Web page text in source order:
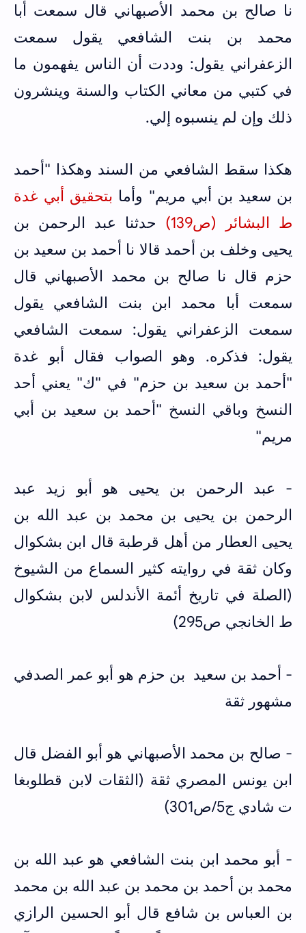
نا صالح بن محمد الأصبهاني قال سمعت أبا
محمد بن بنت الشافعي يقول سمعت
الزعفراني يقول: وددت أن الناس يفهمون ما
في كتبي من معاني الكتاب والسنة وينشرون
ذلك وإن لم ينسبوه إلي.
هكذا سقط الشافعي من السند وهكذا "أحمد
بن سعيد بن أبي مريم" وأما بتحقيق أبي غدة
ط البشائر (ص139)
حدثنا عبد الرحمن بن
يحيى وخلف بن أحمد قالا نا أحمد بن سعيد بن
حزم قال نا صالح بن محمد الأصبهاني قال
سمعت أبا محمد ابن بنت الشافعي يقول
سمعت الزعفراني يقول: سمعت الشافعي
يقول: فذكره. وهو الصواب فقال أبو غدة
"أحمد بن سعيد بن حزم" في "ك" يعني أحد
النسخ وباقي النسخ "أحمد بن سعيد بن أبي
مريم"
- عبد الرحمن بن يحيى هو أبو زيد عبد
الرحمن بن يحيى بن محمد بن عبد الله بن
يحيى العطار من أهل قرطبة قال ابن بشكوال
وكان ثقة في روايته كثير السماع من الشيوخ
(الصلة في تاريخ أئمة الأندلس لابن بشكوال
ط الخانجي ص295)
- أحمد بن سعيد بن حزم هو أبو عمر الصدفي
مشهور ثقة
- صالح بن محمد الأصبهاني هو أبو الفضل قال
ابن يونس المصري ثقة (الثقات لابن قطلوبغا
ت شادي ج5/ص301)
- أبو محمد ابن بنت الشافعي هو عبد الله بن
محمد بن أحمد بن محمد بن عبد الله بن محمد
بن العباس بن شافع قال أبو الحسين الرازي